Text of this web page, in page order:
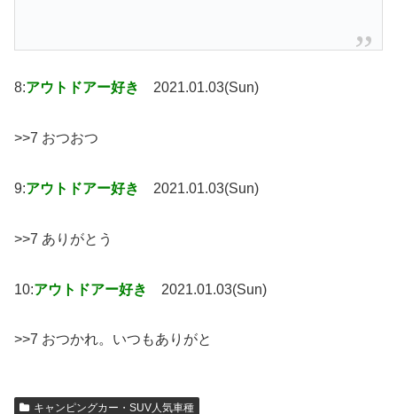
8:アウトドアー好き 2021.01.03(Sun)
>>7 おつおつ
9:アウトドアー好き 2021.01.03(Sun)
>>7 ありがとう
10:アウトドアー好き 2021.01.03(Sun)
>>7 おつかれ。いつもありがと
キャンピングカー・SUV人気車種